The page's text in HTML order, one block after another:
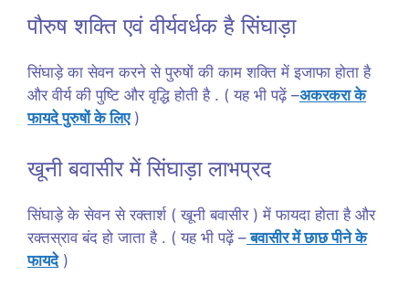
पौरुष शक्ति एवं वीर्यवर्धक है सिंघाड़ा
सिंघाड़े का सेवन करने से पुरुषों की काम शक्ति में इजाफा होता है
और वीर्य की पुष्टि और वृद्धि होती है . ( यह भी पढ़ें –अकरकरा के
फायदे पुरुषों के लिए)
खूनी बवासीर में सिंघाड़ा लाभप्रद
सिंघाड़े के सेवन से रक्तार्श ( खूनी बवासीर ) में फायदा होता है और
रक्तस्राव बंद हो जाता है . ( यह भी पढ़ें –बवासीर में छाछ पीने के
फायदे)